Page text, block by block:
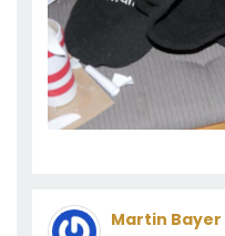
Martin Bayer